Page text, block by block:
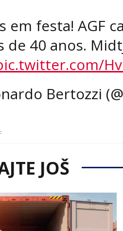
em festa! AGF
de 40 anos.
Bertozzi
JOŠ